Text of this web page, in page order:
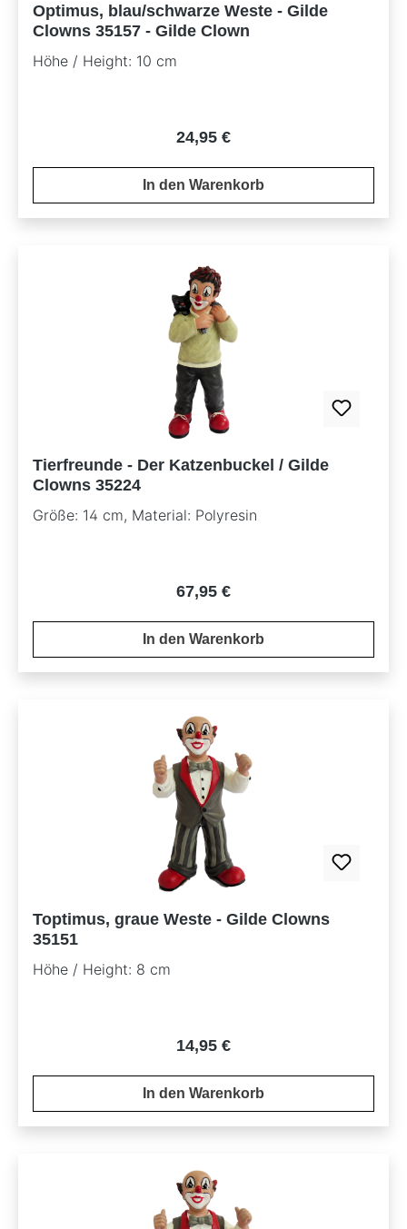
Optimus, blau/schwarze Weste - Gilde
Clowns 35157 - Gilde Clown
Höhe / Height: 10 cm
Regulärer Preis:
24,95 €
In den Warenkorb
Tierfreunde - Der Katzenbuckel / Gilde
Clowns 35224
Größe: 14 cm, Material: Polyresin
Regulärer Preis:
67,95 €
In den Warenkorb
Toptimus, graue Weste - Gilde Clowns
35151
Höhe / Height: 8 cm
Regulärer Preis:
14,95 €
In den Warenkorb